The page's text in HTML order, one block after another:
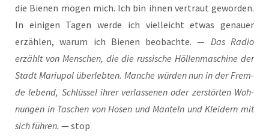
die Bie­nen mögen mich. Ich bin ihnen ver­traut gewor­den.
In eini­gen Tagen wer­de ich viel­leicht etwas genau­er
erzäh­len, war­um ich Bie­nen beob­ach­te. — Das Radio
erzählt von Men­schen, die die rus­si­sche Höl­len­ma­schi­ne der
Stadt Mariu­pol über­leb­ten. Man­che wür­den nun in der Frem­
de lebend, Schlüs­sel ihrer ver­las­se­nen oder zer­stör­ten Woh­
nun­gen in Taschen von Hosen und Män­teln und Klei­dern mit
sich füh­ren. — stop